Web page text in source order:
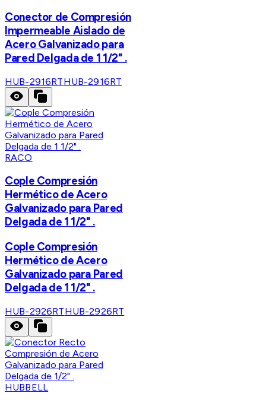
Conector de Compresión
Impermeable Aislado de
Acero Galvanizado para
Pared Delgada de 1 1/2" .
HUB-2916RTHUB-2916RT
RACO
Cople Compresión
Hermético de Acero
Galvanizado para Pared
Delgada de 1 1/2" .
Cople Compresión
Hermético de Acero
Galvanizado para Pared
Delgada de 1 1/2" .
HUB-2926RTHUB-2926RT
HUBBELL